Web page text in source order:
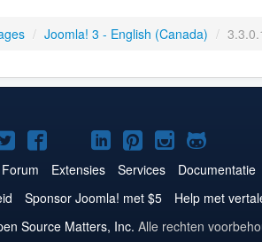
/ Joomla! 3 - English (Canada) /
Joomla!
op
Twitter
Joomla!
op
Facebook
Joomla!
op
YouTube
Joomla!
op
LinkedIn
Joomla!
op
Pinterest
Joomla!
op
Instagram
Joomla!
op
GitHub
Forum Extensies Services Documentatie
Sponsor Joomla! met $5 Help met
Source Matters, Inc. Alle rechten